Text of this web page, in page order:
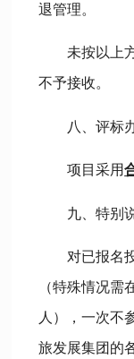
退管理。
未按以上
不予接收。
八、评标
项目采用
九、特别
对已报名
（特殊情况需
人），一次不
旅发展集团的